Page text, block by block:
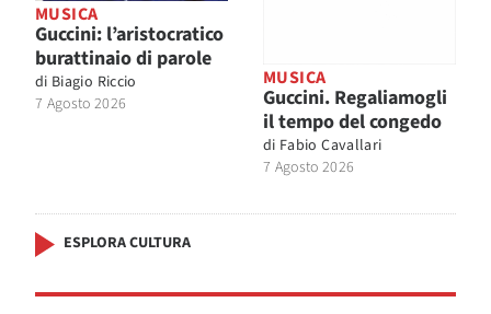
MUSICA
Guccini: l’aristocratico
burattinaio di parole
di Biagio Riccio
7 Agosto 2026
MUSICA
Guccini. Regaliamogli
il tempo del congedo
di Fabio Cavallari
7 Agosto 2026
ESPLORA CULTURA